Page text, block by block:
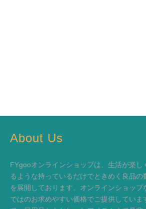
About Us
FYgooオンラインショップは、生活が楽し
るような持っているだけでときめく良品の
を展開しております。オンラインショップ
ではのお求めやすい価格でご提供していま